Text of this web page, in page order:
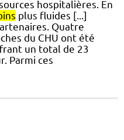
hospitalières. En
plus fluides [...]
Quatre
du CHU ont été
un total de 23
Parmi ces